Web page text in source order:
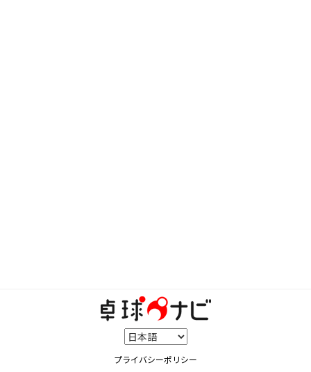
プライバシーポリシー